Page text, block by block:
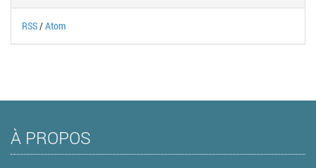
RSS/Atom
À PROPOS